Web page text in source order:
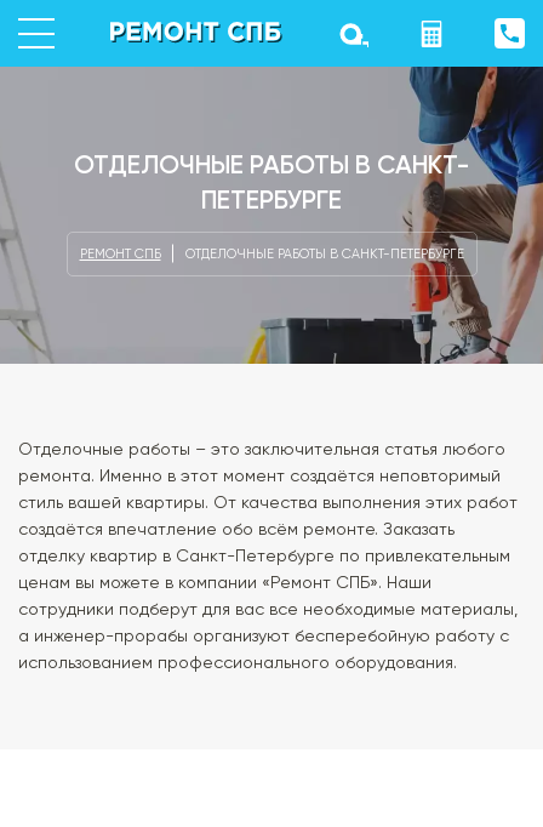
ОТДЕЛОЧНЫЕ РАБОТЫ В САНКТ-
ПЕТЕРБУРГЕ
РЕМОНТ СПБ ОТДЕЛОЧНЫЕ РАБОТЫ В САНКТ-ПЕТЕРБУРГЕ
Отделочные работы – это заключительная статья любого
ремонта. Именно в этот момент создаётся неповторимый
стиль вашей квартиры. От качества выполнения этих работ
создаётся впечатление обо всём ремонте. Заказать
отделку квартир в Санкт-Петербурге по привлекательным
ценам вы можете в компании «Ремонт СПБ». Наши
сотрудники подберут для вас все необходимые материалы,
а инженер-прорабы организуют бесперебойную работу с
использованием профессионального оборудования.